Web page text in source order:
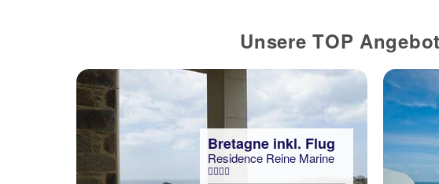
Unsere TOP
Bretagne inkl. Flug
Residence Reine Marine